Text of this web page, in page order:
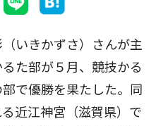
いきかずさ）さんが主
た部が５月、競技かる
で優勝を果たした。同
近江神宮（滋賀県）で